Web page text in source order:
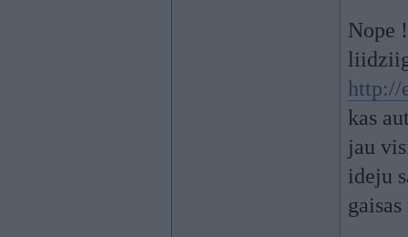
Nope
http://
kas
jau
ideju